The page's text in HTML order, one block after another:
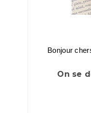
Bonjour
On se